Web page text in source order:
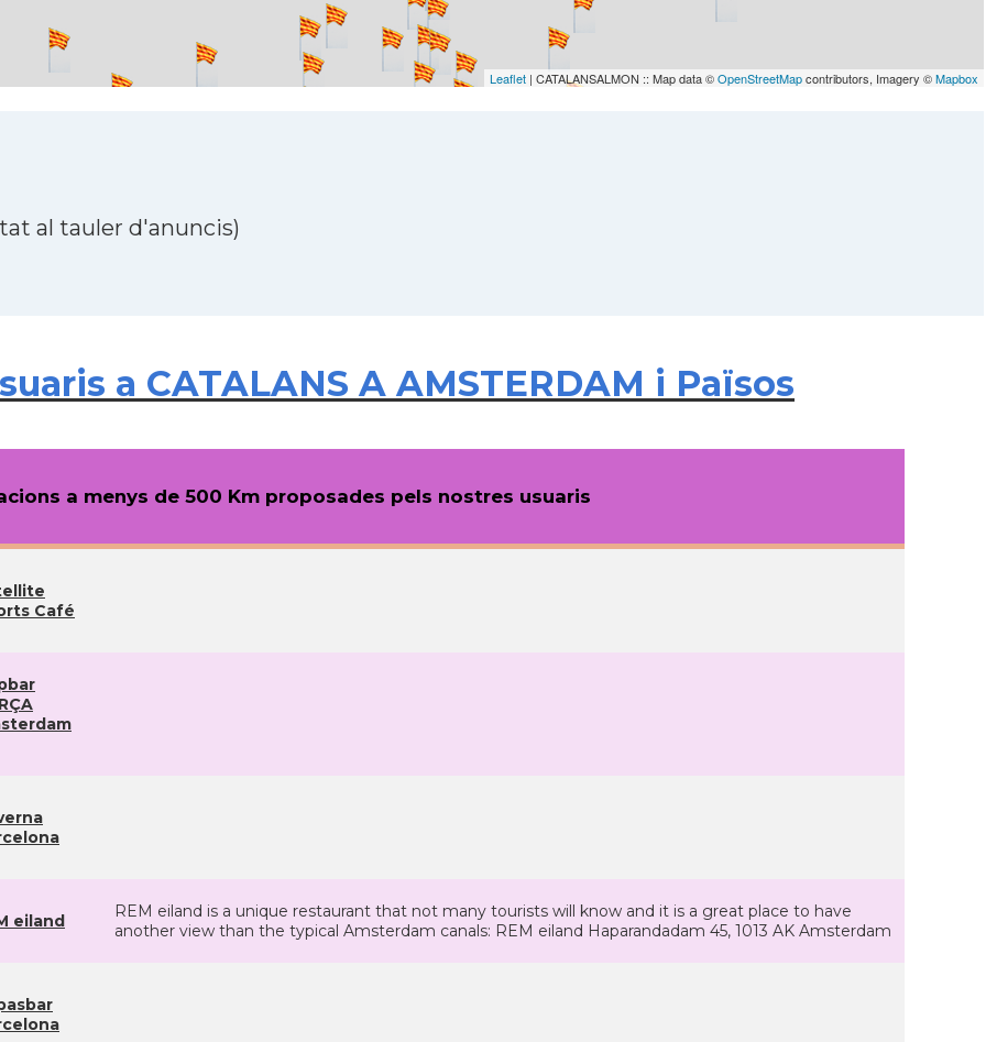
Leaflet | CATALANSALMON :: Map data ©OpenStreetMapcontributors, Imagery ©Mapbox
al tauler d'anuncis)
a CATALANS A AMSTERDAM i Països
a menys de 500 Km proposades pels nostres usuaris
Café
eiland
REM eiland is a unique restaurant that not many tourists will know and it is a great place to have
another view than the typical Amsterdam canals: REM eiland Haparandadam 45, 1013 AK Amsterdam